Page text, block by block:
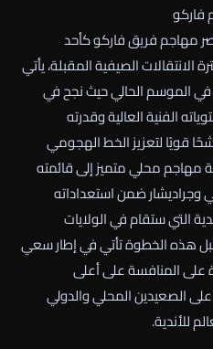
فاركو
مهاجم فريق فاركو كأحد
الانتقالات الصيفية المقبلة، يأتي
الموسم الحالي حيث نجح في
الفنية العالية وقدرته
قويًا لتعزيز الخط الهجومي
مهاجم محلي متميز إلى قائمته
وجراديشار ضمن استعداداته
التي ستقام في الولايات
هذه الخطوة تأتي في إطار سعي
على المنافسة على أعلى
الصعيدين المحلي والدولي
للأندية.